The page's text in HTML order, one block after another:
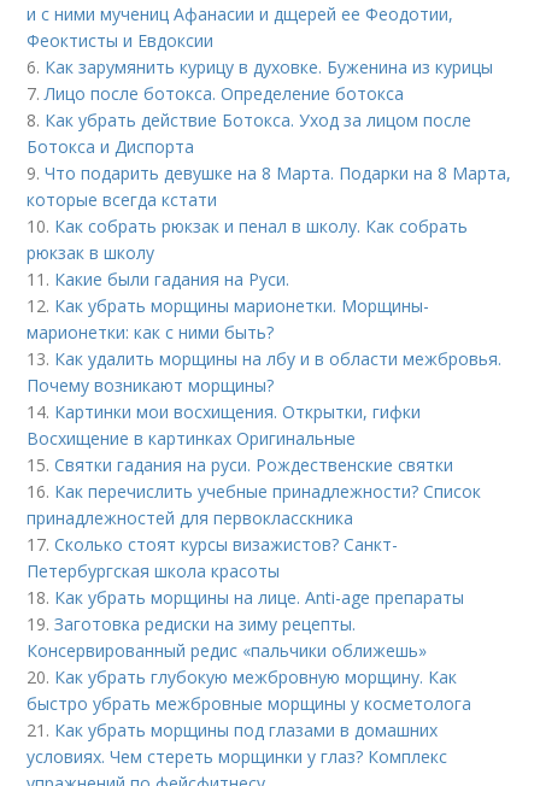
и с ними мучениц Афанасии и дщерей ее Феодотии,
Феоктисты и Евдоксии
6. Как зарумянить курицу в духовке. Буженина из курицы
7.Лицо после ботокса. Определение ботокса
8. Как убрать действие Ботокса. Уход за лицом после
Ботокса и Диспорта
9.Что подарить девушке на 8 Марта. Подарки на 8 Марта,
которые всегда кстати
10. Как собрать рюкзак и пенал в школу. Как собрать
рюкзак в школу
11. Какие были гадания на Руси.
12. Как убрать морщины марионетки. Морщины-
марионетки: как с ними быть?
13. Как удалить морщины на лбу и в области межбровья.
Почему возникают морщины?
14. Картинки мои восхищения. Открытки, гифки
Восхищение в картинках Оригинальные
15.Святки гадания на руси. Рождественские святки
16. Как перечислить учебные принадлежности? Список
принадлежностей для первокласскника
17.Сколько стоят курсы визажистов? Санкт-
Петербургская школа красоты
18. Как убрать морщины на лице. Anti-age препараты
19.Заготовка редиски на зиму рецепты.
Консервированный редис «пальчики оближешь»
20. Как убрать глубокую межбровную морщину. Как
быстро убрать межбровные морщины у косметолога
21. Как убрать морщины под глазами в домашних
условиях. Чем стереть морщинки у глаз? Комплекс